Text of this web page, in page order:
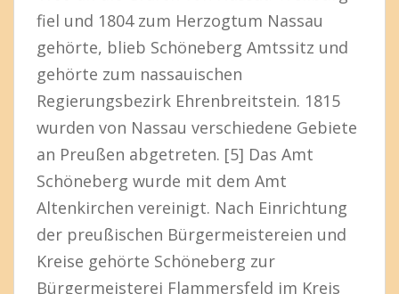
fiel und 1804 zum Herzogtum Nassau
gehörte, blieb Schöneberg Amtssitz und
gehörte zum nassauischen
Regierungsbezirk Ehrenbreitstein. 1815
wurden von Nassau verschiedene Gebiete
an Preußen abgetreten. [5] Das Amt
Schöneberg wurde mit dem Amt
Altenkirchen vereinigt. Nach Einrichtung
der preußischen Bürgermeistereien und
Kreise gehörte Schöneberg zur
Bürgermeisterei Flammersfeld im Kreis